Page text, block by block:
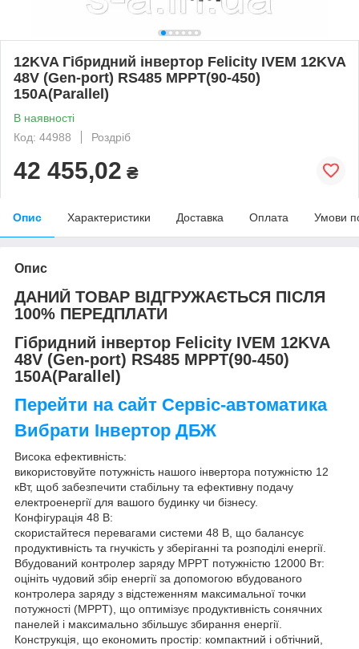
12KVA Гібридний інвертор Felicity IVEM 12KVA
48V (Gen-port) RS485 MPPT(90-450)
150A(Parallel)
В наявності
Код: 44988
Роздріб
42 455,02 ₴
Опис Характеристики Доставка Оплата Умови
Опис
ДАНИЙ ТОВАР ВІДГРУЖАЄТЬСЯ ПІСЛЯ
100% ПЕРЕДПЛАТИ
Гібридний інвертор Felicity IVEM 12KVA
48V (Gen-port) RS485 MPPT(90-450)
150A(Parallel)
Перейти на сайт Сервіс-автоматика
Вибрати Інвертор ДБЖ
Висока ефективність:
використовуйте потужність нашого інвертора потужністю 12
кВт, щоб забезпечити стабільну та ефективну подачу
електроенергії для вашого будинку чи бізнесу.
Конфігурація 48 В:
скористайтеся перевагами системи 48 В, що балансує
продуктивність та гнучкість у зберіганні та розподілі енергії.
Вбудований контролер заряду MPPT потужністю 12000 Вт:
оцініть чудовий збір енергії за допомогою вбудованого
контролера заряду з відстеженням максимальної точки
потужності (MPPT), що оптимізує продуктивність сонячних
панелей і максимально збільшує збирання енергії.
Конструкція, що економить простір: компактний і обтічний,